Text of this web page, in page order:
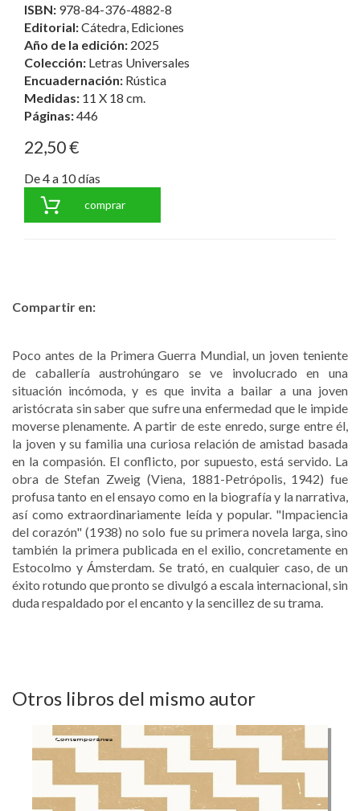
ISBN: 978-84-376-4882-8
Editorial:Cátedra, Ediciones
Año de la edición: 2025
Colección: Letras Universales
Encuadernación: Rústica
Medidas: 11 X 18 cm.
Páginas:446
22,50 €
De 4 a 10 días
comprar
Compartir en:
Poco antes de la Primera Guerra Mundial, un joven teniente
de caballería austrohúngaro se ve involucrado en una
situación incómoda, y es que invita a bailar a una joven
aristócrata sin saber que sufre una enfermedad que le impide
moverse plenamente. A partir de este enredo, surge entre él,
la joven y su familia una curiosa relación de amistad basada
en la compasión. El conflicto, por supuesto, está servido. La
obra de Stefan Zweig (Viena, 1881-Petrópolis, 1942) fue
profusa tanto en el ensayo como en la biografía y la narrativa,
así como extraordinariamente leída y popular. "Impaciencia
del corazón" (1938) no solo fue su primera novela larga, sino
también la primera publicada en el exilio, concretamente en
Estocolmo y Ámsterdam. Se trató, en cualquier caso, de un
éxito rotundo que pronto se divulgó a escala internacional, sin
duda respaldado por el encanto y la sencillez de su trama.
Otros libros del mismo autor